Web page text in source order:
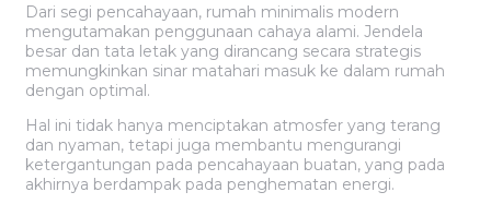
Dari segi pencahayaan, rumah minimalis modern
mengutamakan penggunaan cahaya alami. Jendela
besar dan tata letak yang dirancang secara strategis
memungkinkan sinar matahari masuk ke dalam rumah
dengan optimal.
Hal ini tidak hanya menciptakan atmosfer yang terang
dan nyaman, tetapi juga membantu mengurangi
ketergantungan pada pencahayaan buatan, yang pada
akhirnya berdampak pada penghematan energi.